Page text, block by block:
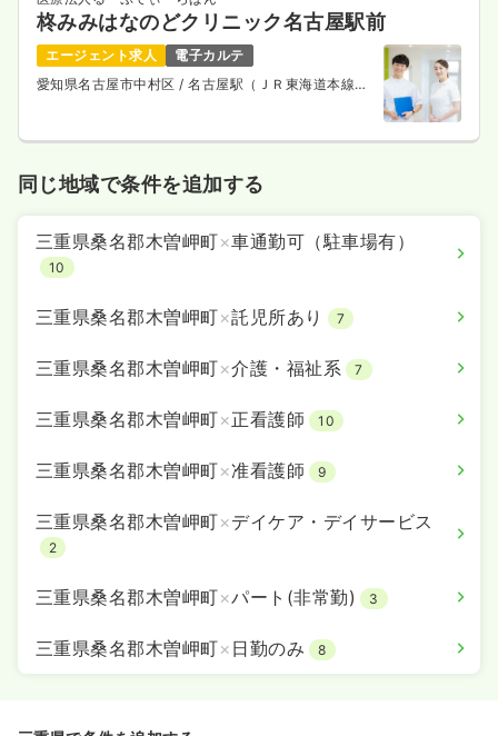
柊みみはなのどクリニック名古屋駅前
エージェント求人
電子カルテ
愛知県名古屋市中村区/ 名古屋駅（ＪＲ東海道本線）
同じ地域で条件を追加する
三重県桑名郡木曽岬町×車通勤可（駐車場有）
10
三重県桑名郡木曽岬町×託児所あり 7
三重県桑名郡木曽岬町×介護・福祉系 7
三重県桑名郡木曽岬町×正看護師 10
三重県桑名郡木曽岬町×准看護師 9
三重県桑名郡木曽岬町×デイケア・デイサービス
2
三重県桑名郡木曽岬町×パート(非常勤) 3
三重県桑名郡木曽岬町× 日勤のみ 8